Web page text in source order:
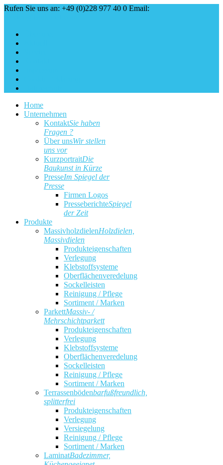
Rufen Sie uns an: +49 (0)228 977 40 0 Email:
Home
Unternehmen
KontaktSie haben
Fragen ?
Über unsWir stellen
uns vor
KurzportraitDie
Baukunst in Kürze
PresseIm Spiegel der
Presse
Firmen Logos
PresseberichteSpiegel
der Zeit
Produkte
MassivholzdielenHolzdielen,
Massivdielen
Produkteigenschaften
Verlegung
Klebstoffsysteme
Oberflächenveredelung
Sockelleisten
Reinigung / Pflege
Sortiment / Marken
ParkettMassiv- /
Mehrschichtparkett
Produkteigenschaften
Verlegung
Klebstoffsysteme
Oberflächenveredelung
Sockelleisten
Reinigung / Pflege
Sortiment / Marken
Terrassenbödenbarfußfreundlich,
splitterfrei
Produkteigenschaften
Verlegung
Versiegelung
Reinigung / Pflege
Sortiment / Marken
LaminatBadezimmer,